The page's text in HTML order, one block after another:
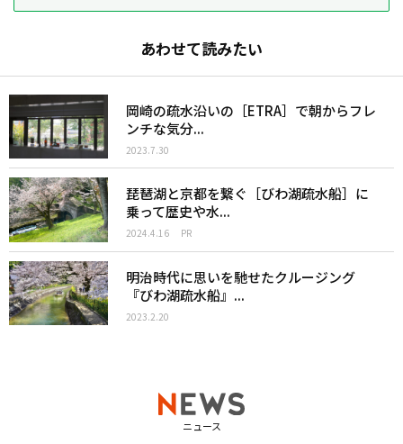
あわせて読みたい
岡崎の疏水沿いの［ETRA］で朝からフレ
ンチな気分...
2023.7.30
琵琶湖と京都を繋ぐ［びわ湖疏水船］に
乗って歴史や水...
2024.4.16 PR
明治時代に思いを馳せたクルージング
『びわ湖疏水船』...
2023.2.20
ニュース